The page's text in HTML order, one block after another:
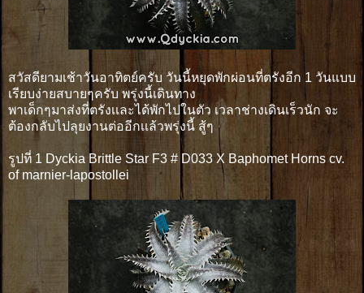
สวัสดียามเช้าวันอาทิตย์ครับ วันนี้หยุดพักผ่อนที่ตรังอีก 1 วันแบบ
เรียบง่ายสบายๆครับ พรุ่งนี้เดินทาง
พาเด็กๆมาส่งที่ตรังเเละได้พักไปในตัว เวลาช่างเดินเร็วนัก จะ
ต้องกลับไปลุยงานต่ออีกเเล้วพรุ่งนี้ สู้ๆ
รูปที่ 1 Dyckia Brittle Star F3 # D033 X Baphomet Horns cv.
of marnier-lapostollei